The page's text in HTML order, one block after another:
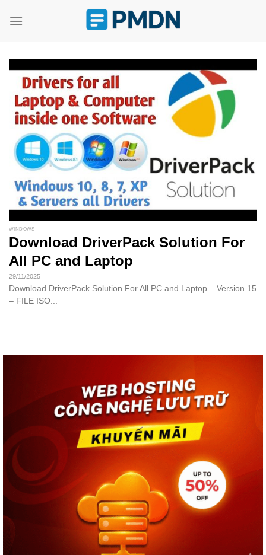
WINDOWS
Download DriverPack Solution For
All PC and Laptop
29/11/2025
Download DriverPack Solution For All PC and Laptop – Version 15
– FILE ISO...